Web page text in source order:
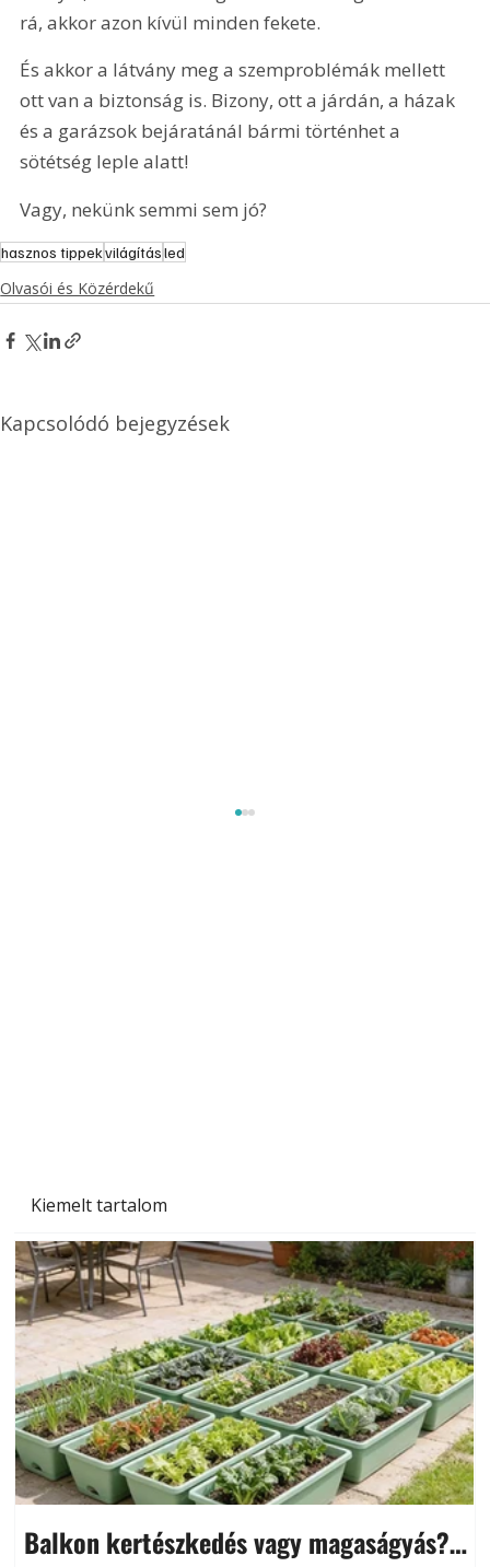
Kiemelt tartalom
Balkon kertészkedés vagy magaságyás?
rá, akkor azon kívül minden fekete.
És akkor a látvány meg a szemproblémák mellett
ott van a biztonság is. Bizony, ott a járdán, a házak
és a garázsok bejáratánál bármi történhet a
sötétség leple alatt!
Vagy, nekünk semmi sem jó?
hasznos tippekvilágításled
Olvasói és Közérdekű
Kapcsolódó bejegyzések